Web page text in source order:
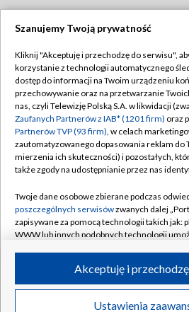
TVP
Abonament TVP
Emisja w TVP
Centrum informacji TVP
Naziemna Telewizja Cyfrowa
Rada Programowa
System NOS
Informacje o nadawcy
Program dla prasy
Regulamin
Polityka
Moje
Pomoc
Kontakt
Kanały
©2026 Telewizja Polska
Szanujemy Twoją prywatność
Kliknij "Akceptuję i przechodzę do serwisu",
korzystanie z technologii automatycznego
dostęp do informacji na Twoim urządzeniu
przechowywanie oraz na przetwarzanie
nas, czyli Telewizję Polską S.A. w likwidacji
Zaufanych Partnerów z IAB* (1201 firm) oraz
Partnerów TVP (93 firm), w celach
zautomatyzowanego dopasowania reklam do
mierzenia ich skuteczności) i pozostałych,
także zgody na udostępnianie przez nas
Twoje dane osobowe zbierane podczas
poszczególnych serwisówzwanych dalej
zapisywane za pomocą technologii takich jak:
WWW lub innych podobnych technologii
ruchu w Internecie.
Twoje dane osobowe zbierane podczas
Ustawienia
Akceptuję i